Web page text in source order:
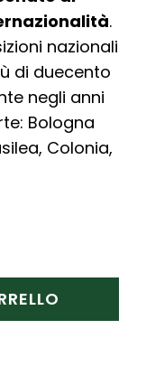
.
nazionali
di duecento
negli anni
Bologna
Colonia,